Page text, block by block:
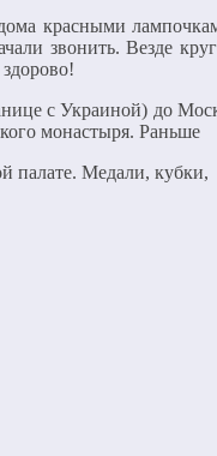
дома красными
звонить. Везде
с Украиной) до
монастыря. Раньше
палате. Медали, кубки,